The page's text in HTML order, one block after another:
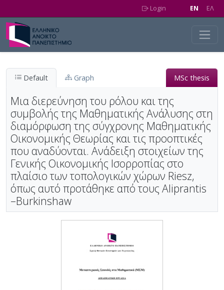
Login EN EΛ
Default Graph MSc thesis
Μια διερεύνηση του ρόλου και της
συμβολής της Μαθηματικής Ανάλυσης στη
διαμόρφωση της σύγχρονης Μαθηματικής
Οικονομικής Θεωρίας και τις προοπτικές
που αναδύονται. Ανάδειξη στοιχείων της
Γενικής Οικονομικής Ισορροπίας στο
πλαίσιο των τοπολογικών χώρων Riesz,
όπως αυτό προτάθηκε από τους Aliprantis
–Burkinshaw